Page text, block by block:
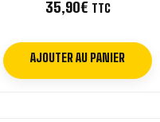
35,90€ TTC
AJOUTER AU PANIER